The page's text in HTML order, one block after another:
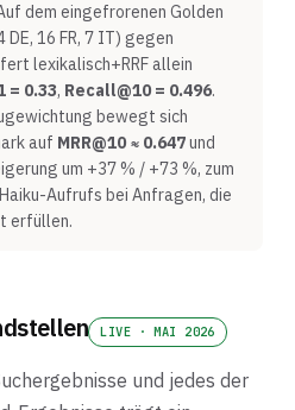
dem eingefrorenen Golden
16 FR, 7 IT) gegen
lexikalisch+RRF allein
= 0.33, Recall@10 = 0.496.
bewegt sich
auf MRR@10 ≈ 0.647und
um +37 % / +73 %, zum
Aufrufs bei Anfragen, die
erfüllen.
LIVE · MAI 2026
und jedes der